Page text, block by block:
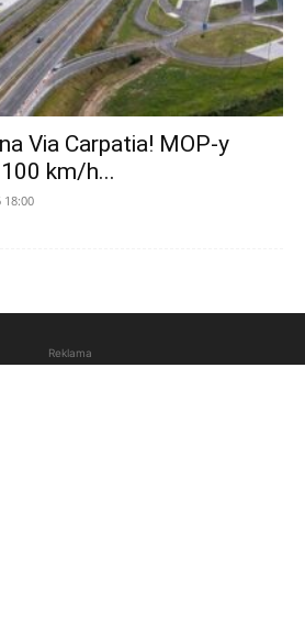
Via Carpatia! MOP-y
km/h...
18:00
Reklama